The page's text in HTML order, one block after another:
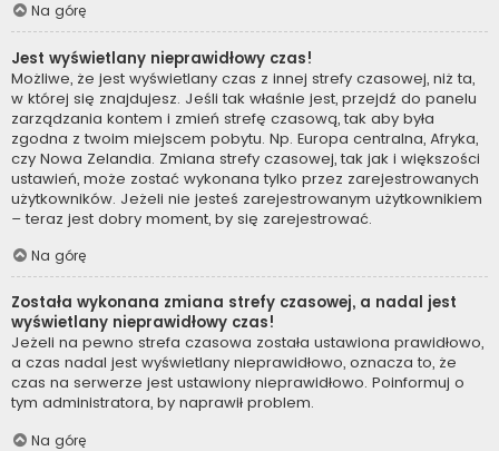
Na górę
Jest wyświetlany nieprawidłowy czas!
Możliwe, że jest wyświetlany czas z innej strefy czasowej, niż ta,
w której się znajdujesz. Jeśli tak właśnie jest, przejdź do panelu
zarządzania kontem i zmień strefę czasową, tak aby była
zgodna z twoim miejscem pobytu. Np. Europa centralna, Afryka,
czy Nowa Zelandia. Zmiana strefy czasowej, tak jak i większości
ustawień, może zostać wykonana tylko przez zarejestrowanych
użytkowników. Jeżeli nie jesteś zarejestrowanym użytkownikiem
– teraz jest dobry moment, by się zarejestrować.
Na górę
Została wykonana zmiana strefy czasowej, a nadal jest
wyświetlany nieprawidłowy czas!
Jeżeli na pewno strefa czasowa została ustawiona prawidłowo,
a czas nadal jest wyświetlany nieprawidłowo, oznacza to, że
czas na serwerze jest ustawiony nieprawidłowo. Poinformuj o
tym administratora, by naprawił problem.
Na górę